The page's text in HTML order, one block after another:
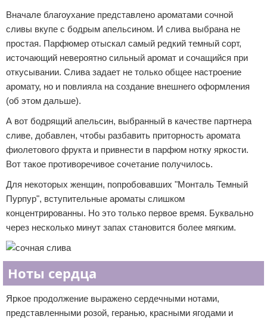
Вначале благоухание представлено ароматами сочной
сливы вкупе с бодрым апельсином. И слива выбрана не
простая. Парфюмер отыскал самый редкий темный сорт,
источающий невероятно сильный аромат и сочащийся при
откусывании. Слива задает не только общее настроение
аромату, но и повлияла на создание внешнего оформления
(об этом дальше).
А вот бодрящий апельсин, выбранный в качестве партнера
сливе, добавлен, чтобы разбавить приторность аромата
фиолетового фрукта и привнести в парфюм нотку яркости.
Вот такое противоречивое сочетание получилось.
Для некоторых женщин, попробовавших "Монталь Темный
Пурпур", вступительные ароматы слишком
концентрированны. Но это только первое время. Буквально
через несколько минут запах становится более мягким.
Ноты сердца
Яркое продолжение выражено сердечными нотами,
представленными розой, геранью, красными ягодами и